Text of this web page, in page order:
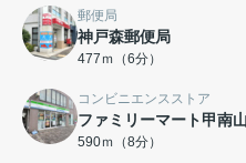
郵便局
神戸森郵便局
477ｍ（6分）
コンビニエンスストア
ファミリーマート甲南
590ｍ（8分）